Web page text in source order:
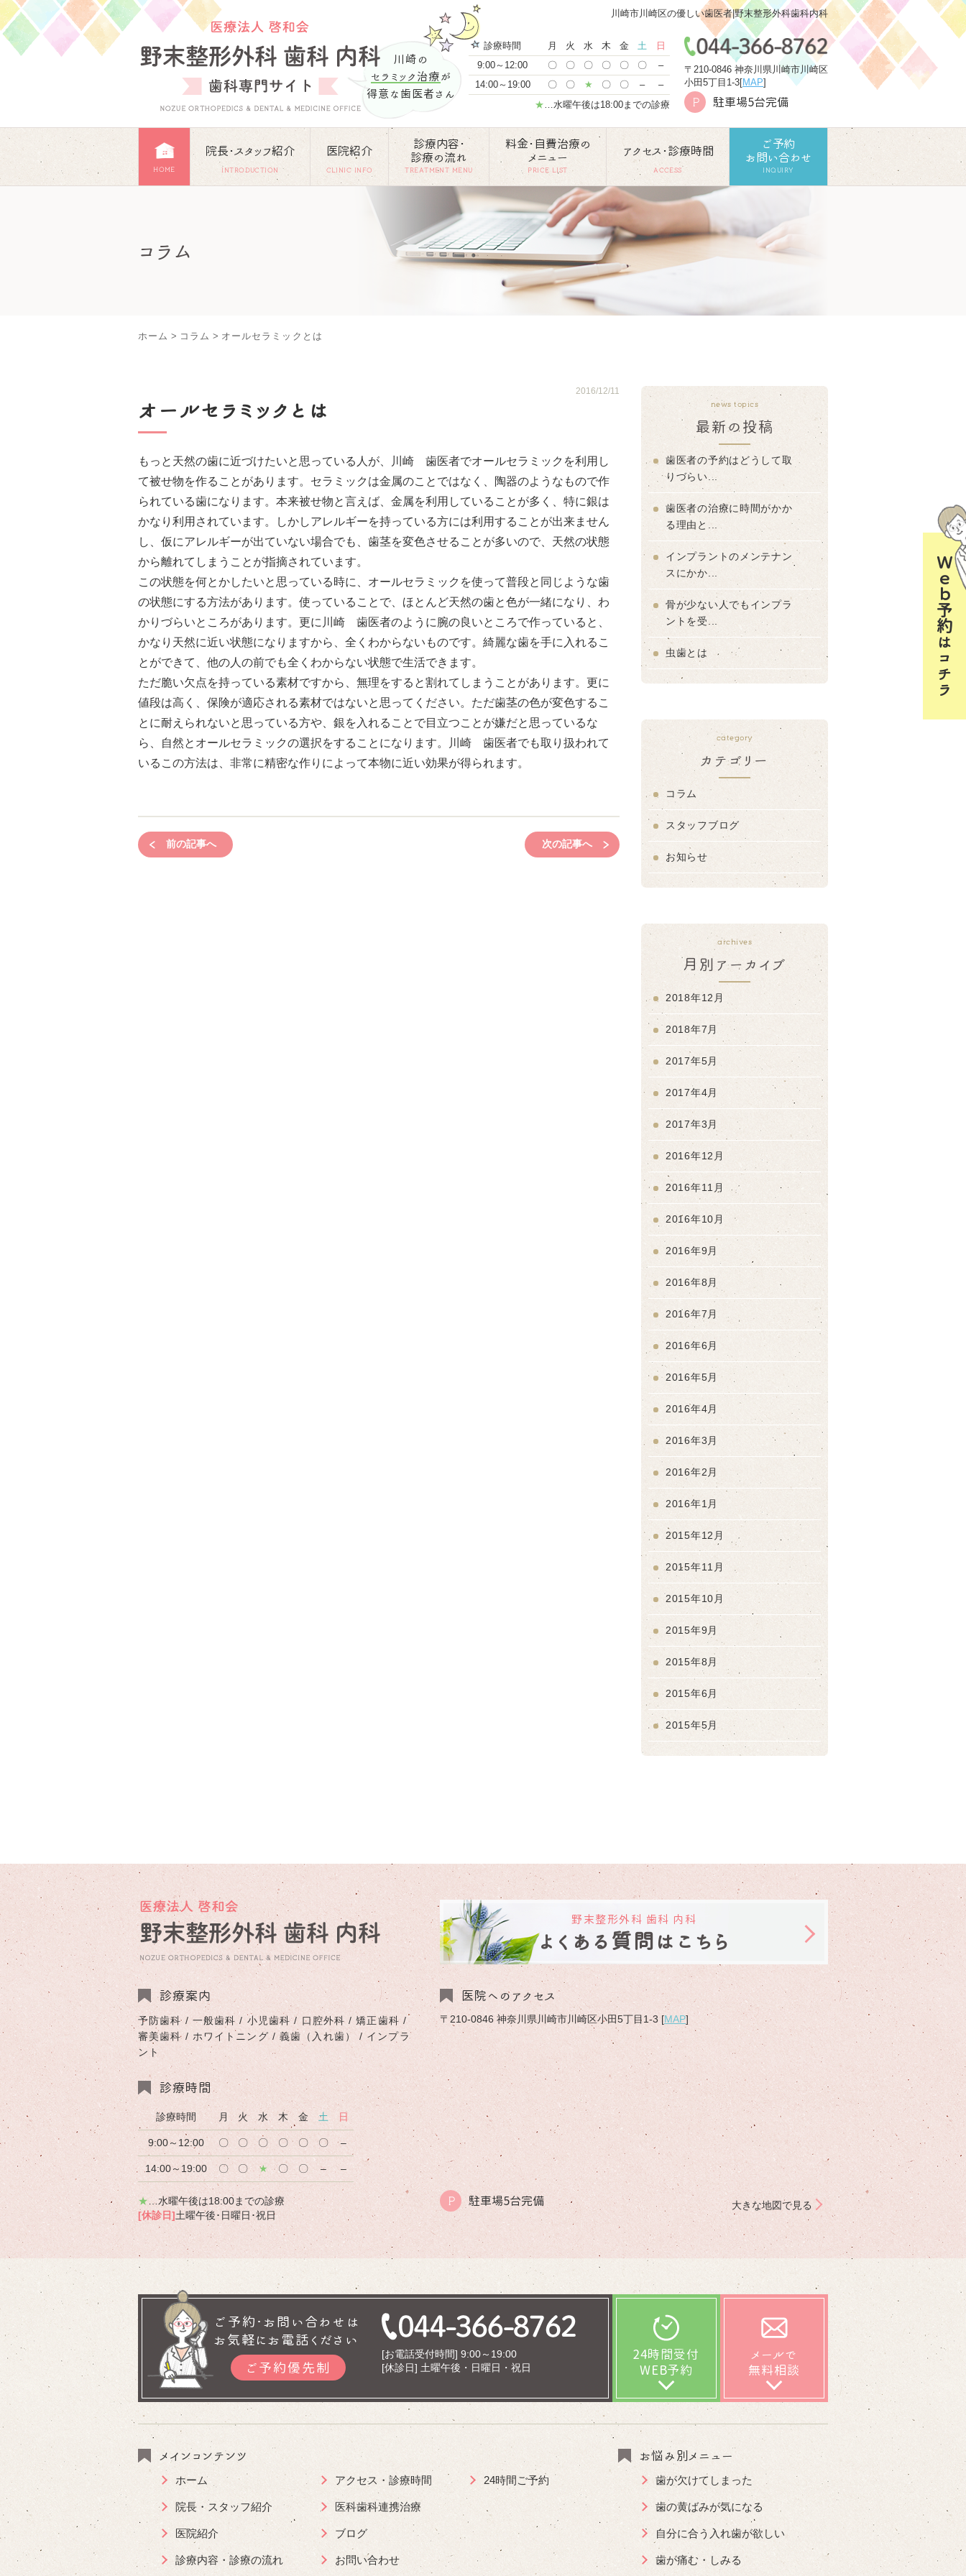
川崎市川崎区の優しい歯医者|野末整形外科歯科内科
川崎の
セラミック治療 が
得意な歯医者さん
診療時間 月 火 水 木 金 土
日
9:00～12:00
〇 〇 〇 〇 〇 〇
–
14:00～19:00
〇 〇 ★ 〇 〇 –
–
★…水曜午後は18:00までの診療
〒210-0846 神奈川県川崎市川崎区
小田5丁目1-3[MAP]
P 駐車場5台完備
HOME
院長･スタッフ紹介
INTRODUCTION
医院紹介
CLINIC INFO
診療内容･
診療の流れ
TREATMENT MENU
料金･自費治療の
メニュー
PRICE LIST
アクセス･診療時間
ACCESS
ご予約
お問い合わせ
INQUIRY
コラム
ホーム > コラム > オールセラミックとは
2016/12/11
オールセラミックとは
もっと天然の歯に近づけたいと思っている人が、川崎 歯医者でオールセラミックを利用し
て被せ物を作ることがあります。セラミックは金属のことではなく、陶器のようなもので作
られている歯になります。本来被せ物と言えば、金属を利用していることが多く、特に銀は
かなり利用されています。しかしアレルギーを持っている方には利用することが出来ません
し、仮にアレルギーが出ていない場合でも、歯茎を変色させることが多いので、天然の状態
から離れてしまうことが指摘されています。
この状態を何とかしたいと思っている時に、オールセラミックを使って普段と同じような歯
の状態にする方法があります。使っていることで、ほとんど天然の歯と色が一緒になり、わ
かりづらいところがあります。更に川崎 歯医者のように腕の良いところで作っていると、
かなり天然に近い状態になりますから、全くわからないものです。綺麗な歯を手に入れるこ
とができて、他の人の前でも全くわからない状態で生活できます。
ただ脆い欠点を持っている素材ですから、無理をすると割れてしまうことがあります。更に
値段は高く、保険が適応される素材ではないと思ってください。ただ歯茎の色が変色するこ
とに耐えられないと思っている方や、銀を入れることで目立つことが嫌だと思っているな
ら、自然とオールセラミックの選択をすることになります。川崎 歯医者でも取り扱われて
いるこの方法は、非常に精密な作りによって本物に近い効果が得られます。
前の記事へ 次の記事へ
news topics
最新の投稿
歯医者の予約はどうして取
りづらい...
歯医者の治療に時間がかか
る理由と...
インプラントのメンテナン
スにかか...
骨が少ない人でもインプラ
ントを受...
虫歯とは
category
カテゴリー
コラム
スタッフブログ
お知らせ
archives
月別アーカイブ
2018年12月
2018年7月
2017年5月
2017年4月
2017年3月
2016年12月
2016年11月
2016年10月
2016年9月
2016年8月
2016年7月
2016年6月
2016年5月
2016年4月
2016年3月
2016年2月
2016年1月
2015年12月
2015年11月
2015年10月
2015年9月
2015年8月
2015年6月
2015年5月
野末整形外科 歯科 内科
よくある質問はこちら
診療案内
予防歯科 / 一般歯科 / 小児歯科 / 口腔外科 / 矯正歯科 /
審美歯科 / ホワイトニング / 義歯（入れ歯） / インプラ
ント
診療時間
診療時間 月 火 水 木 金 土 日
9:00～12:00 〇 〇 〇 〇 〇 〇 –
14:00～19:00 〇 〇 ★ 〇 〇 – –
★ …水曜午後は18:00までの診療
[休診日]土曜午後･日曜日･祝日
医院へのアクセス
〒210-0846 神奈川県川崎市川崎区小田5丁目1-3 [MAP]
P 駐車場5台完備 大きな地図で見る
ご予約･お問い合わせは
お気軽にお電話ください
ご予約優先制
[お電話受付時間] 9:00～19:00
[休診日] 土曜午後・日曜日・祝日
24時間受付
WEB予約
メールで
無料相談
メインコンテンツ
ホーム
院長・スタッフ紹介
医院紹介
診療内容・診療の流れ
アクセス・診療時間
医科歯科連携治療
ブログ
お問い合わせ
24時間ご予約
お悩み別メニュー
歯が欠けてしまった
歯の黄ばみが気になる
自分に合う入れ歯が欲しい
歯が痛む・しみる
Ｗｅｂ予約はコチラ